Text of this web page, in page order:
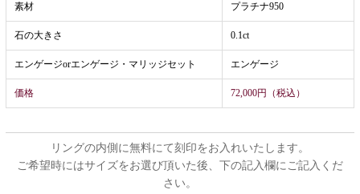
素材 プラチナ950
石の大きさ 0.1ct
エンゲージorエンゲージ・マリッジセット エンゲージ
価格 72,000円（税込）
リングの内側に無料にて刻印をお入れいたします。
ご希望時にはサイズをお選び頂いた後、下の記入欄にご記入くだ
さい。